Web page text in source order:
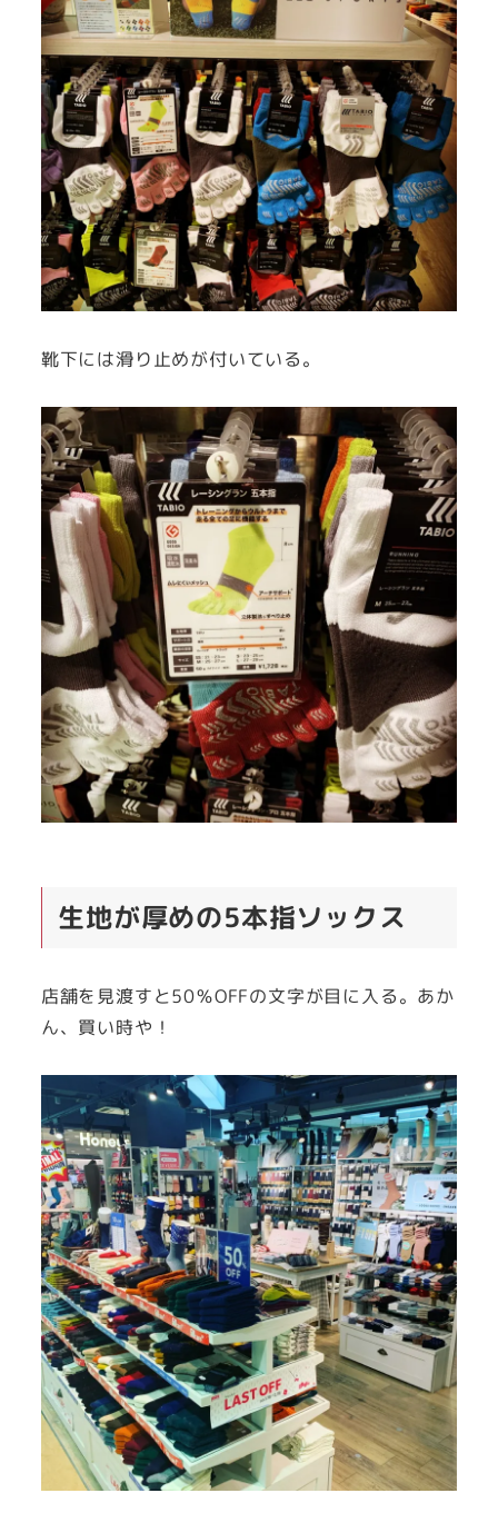
靴下には滑り止めが付いている。
生地が厚めの5本指ソックス
店舗を見渡すと50％OFFの文字が目に入る。あか
ん、買い時や！